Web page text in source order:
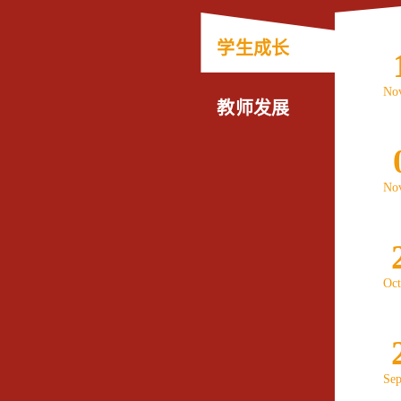
学生成长
教师发展